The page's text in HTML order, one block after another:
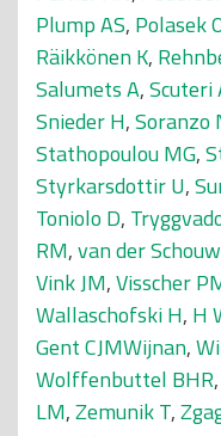
Plump AS, Polasek
Räikkönen K,
Salumets A,Scuteri
Snieder H,Soranzo
Stathopoulou MG,
Styrkarsdottir U,
Toniolo D,
RM,van der
Vink JM,Visscher
Wallaschofski H, H
Gent CJMWijnan,
Wolffenbuttel BHR,
LM,Zemunik T,